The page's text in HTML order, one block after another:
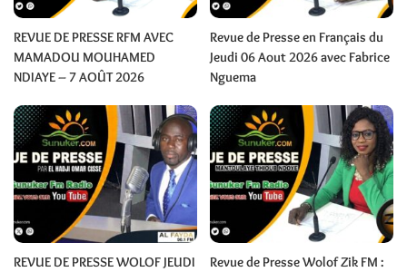
REVUE DE PRESSE RFM AVEC
MAMADOU MOUHAMED
NDIAYE – 7 AOÛT 2026
Revue de Presse en Français du
Jeudi 06 Aout 2026 avec Fabrice
Nguema
REVUE DE PRESSE WOLOF JEUDI
Revue de Presse Wolof Zik FM :